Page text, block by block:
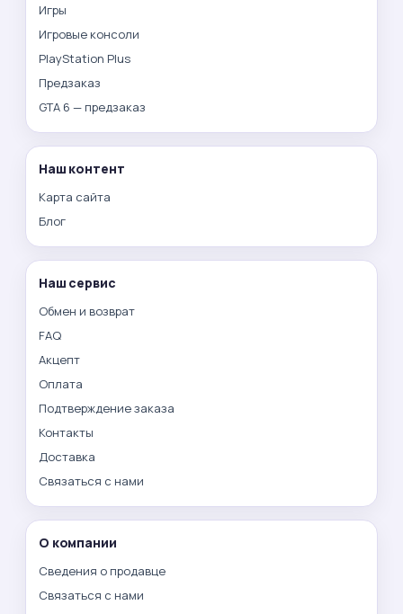
Игры
Игровые консоли
PlayStation Plus
Предзаказ
GTA 6 — предзаказ
Наш контент
Карта сайта
Блог
Наш сервис
Обмен и возврат
FAQ
Акцепт
Оплата
Подтверждение заказа
Контакты
Доставка
Связаться с нами
О компании
Сведения о продавце
Связаться с нами